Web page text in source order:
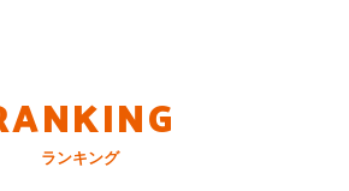
ランキング